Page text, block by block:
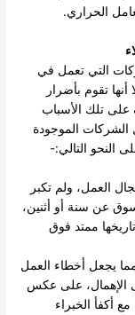
التي تعمل في
تقوم بأضرار
على تلك الأسباب
الموجودة
النحو التالي:-
العمل، ولم تكبر
عن سنة أو أثنين،
ممتد فوق
مما يجعل أخطاء العمل
الإهمال، على عكس
أكفأ الخبراء